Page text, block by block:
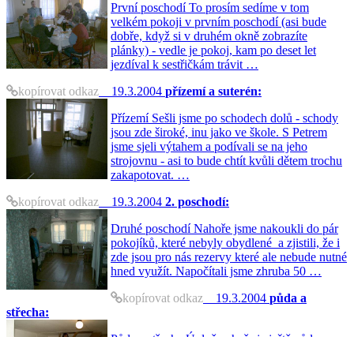
První poschodí To prosím sedíme v tom
velkém pokoji v prvním poschodí (asi bude
dobře, když si v druhém okně zobrazíte
plánky) - vedle je pokoj, kam po deset let
jezdíval k sestřičkám trávit …
kopírovat odkaz 19.3.2004 přízemí a suterén:
Přízemí Sešli jsme po schodech dolů - schody
jsou zde široké, inu jako ve škole. S Petrem
jsme sjeli výtahem a podívali se na jeho
strojovnu - asi to bude chtít kvůli dětem trochu
zakapotovat. …
kopírovat odkaz 19.3.2004 2. poschodí:
Druhé poschodí Nahoře jsme nakoukli do pár
pokojíků, které nebyly obydlené a zjistili, že i
zde jsou pro nás rezervy které ale nebude nutné
hned využít. Napočítali jsme zhruba 50 …
kopírovat odkaz 19.3.2004 půda a
střecha: